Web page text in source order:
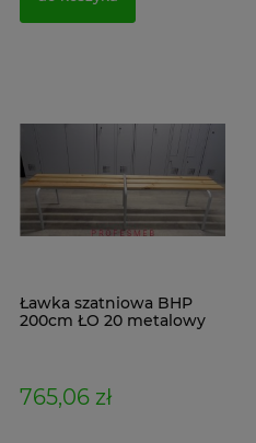
Ławka szatniowa BHP
200cm ŁO 20 metalowy
765,06 zł